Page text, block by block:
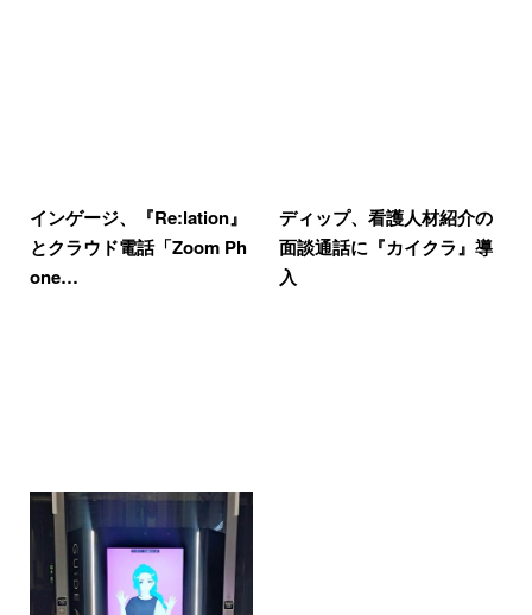
インゲージ、『Re:lation』
とクラウド電話「Zoom Ph
one…
ディップ、看護人材紹介の
面談通話に『カイクラ』導
入